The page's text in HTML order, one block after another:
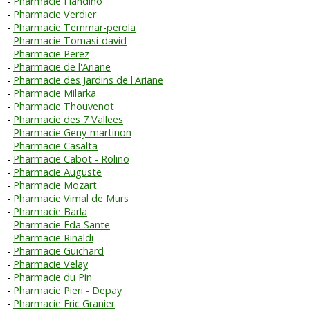
Pharmacie Verdier
Pharmacie Temmar-perola
Pharmacie Tomasi-david
Pharmacie Perez
Pharmacie de l'Ariane
Pharmacie des Jardins de l'Ariane
Pharmacie Milarka
Pharmacie Thouvenot
Pharmacie des 7 Vallees
Pharmacie Geny-martinon
Pharmacie Casalta
Pharmacie Cabot - Rolino
Pharmacie Auguste
Pharmacie Mozart
Pharmacie Vimal de Murs
Pharmacie Barla
Pharmacie Eda Sante
Pharmacie Rinaldi
Pharmacie Guichard
Pharmacie Velay
Pharmacie du Pin
Pharmacie Pieri - Depay
Pharmacie Eric Granier